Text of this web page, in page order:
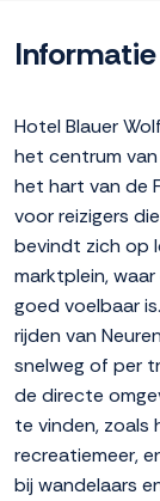
Hotel Blauer
het centrum
het hart van de
voor reizigers
bevindt zich op
marktplein,
goed voelbaar
rijden van
snelweg of per
de directe
te vinden, zoals
recreatiemeer,
bij wandelaars